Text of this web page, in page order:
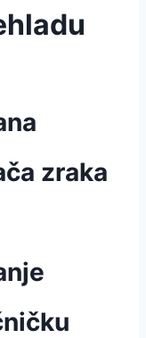
zraka